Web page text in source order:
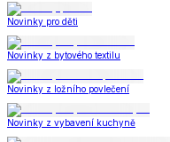
Novinky pro děti
Novinky z bytového textilu
Novinky z ložního povlečení
Novinky z vybavení kuchyně